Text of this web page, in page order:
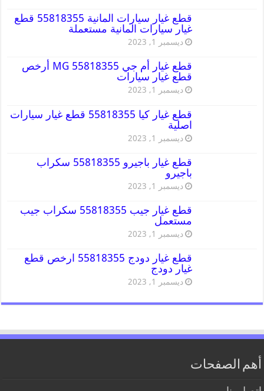
قطع غيار سيارات المانية 55818355 قطع
غيار سيارات المانية مستعملة
ديسمبر 1, 2023
قطع غيار أم جي MG 55818355 أرخص
قطع غيار سيارات
ديسمبر 1, 2023
قطع غيار كيا 55818355 قطع غيار سيارات
اصلية
ديسمبر 1, 2023
قطع غيار باجيرو 55818355 سكراب
باجيرو
ديسمبر 1, 2023
قطع غيار جيب 55818355 سكراب جيب
مستعمل
ديسمبر 1, 2023
قطع غيار دودج 55818355 ارخص قطع
غيار دودج
ديسمبر 1, 2023
أهم الصفحات